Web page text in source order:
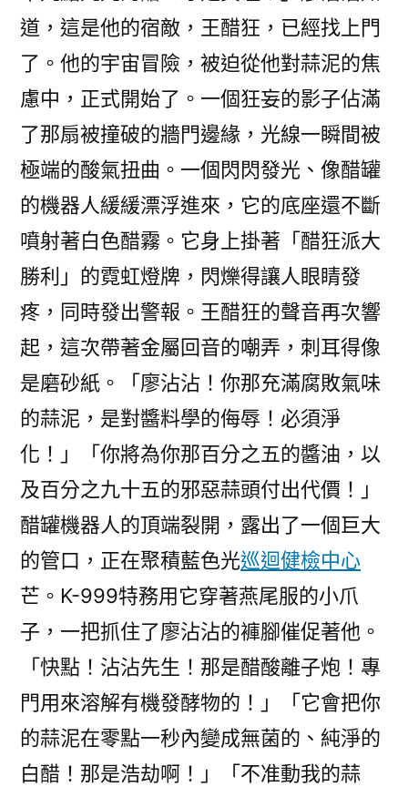
道，這是他的宿敵，王醋狂，已經找上門
了。他的宇宙冒險，被迫從他對蒜泥的焦
慮中，正式開始了。一個狂妄的影子佔滿
了那扇被撞破的牆門邊緣，光線一瞬間被
極端的酸氣扭曲。一個閃閃發光、像醋罐
的機器人緩緩漂浮進來，它的底座還不斷
噴射著白色醋霧。它身上掛著「醋狂派大
勝利」的霓虹燈牌，閃爍得讓人眼睛發
疼，同時發出警報。王醋狂的聲音再次響
起，這次帶著金屬回音的嘲弄，刺耳得像
是磨砂紙。「廖沾沾！你那充滿腐敗氣味
的蒜泥，是對醬料學的侮辱！必須淨
化！」「你將為你那百分之五的醬油，以
及百分之九十五的邪惡蒜頭付出代價！」
醋罐機器人的頂端裂開，露出了一個巨大
的管口，正在聚積藍色光巡迴健檢中心
芒。K-999特務用它穿著燕尾服的小爪
子，一把抓住了廖沾沾的褲腳催促著他。
「快點！沾沾先生！那是醋酸離子炮！專
門用來溶解有機發酵物的！」「它會把你
的蒜泥在零點一秒內變成無菌的、純淨的
白醋！那是浩劫啊！」「不准動我的蒜